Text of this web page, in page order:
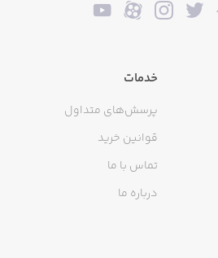
خدمات
پرسش‌های متداول
قوانین خرید
تماس با ما
درباره ما